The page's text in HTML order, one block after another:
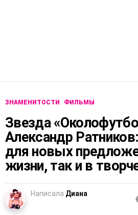
ЗНАМЕНИТОСТИ ФИЛЬМЫ
Звезда
Александр
для новых
жизни, так и в
Написала Диана